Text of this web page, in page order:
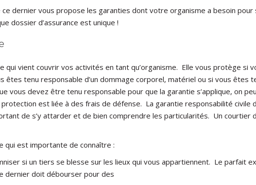
dernier vous propose les garanties dont votre organisme a besoin
dossier d’assurance est unique !
vient couvrir vos activités en tant qu’organisme. Elle vous protège si
êtes tenu responsable d’un dommage corporel, matériel ou si vous êtes
vous devez être tenu responsable pour que la garantie s’applique, on
est liée à des frais de défense. La garantie responsabilité civile
de s’y attarder et de bien comprendre les particularités. Un courtier
qui est importante de connaître :
si un tiers se blesse sur les lieux qui vous appartiennent. Le parfait
dernier doit débourser pour des